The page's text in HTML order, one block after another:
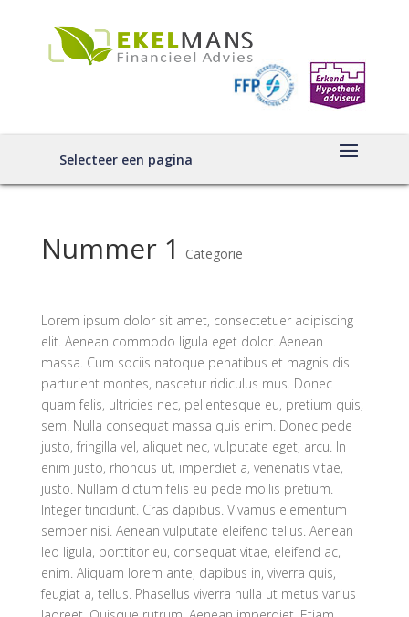
Selecteer een pagina
Nummer 1 Categorie
Lorem ipsum dolor sit amet, consectetuer adipiscing
elit. Aenean commodo ligula eget dolor. Aenean
massa. Cum sociis natoque penatibus et magnis dis
parturient montes, nascetur ridiculus mus. Donec
quam felis, ultricies nec, pellentesque eu, pretium quis,
sem. Nulla consequat massa quis enim. Donec pede
justo, fringilla vel, aliquet nec, vulputate eget, arcu. In
enim justo, rhoncus ut, imperdiet a, venenatis vitae,
justo. Nullam dictum felis eu pede mollis pretium.
Integer tincidunt. Cras dapibus. Vivamus elementum
semper nisi. Aenean vulputate eleifend tellus. Aenean
leo ligula, porttitor eu, consequat vitae, eleifend ac,
enim. Aliquam lorem ante, dapibus in, viverra quis,
feugiat a, tellus. Phasellus viverra nulla ut metus varius